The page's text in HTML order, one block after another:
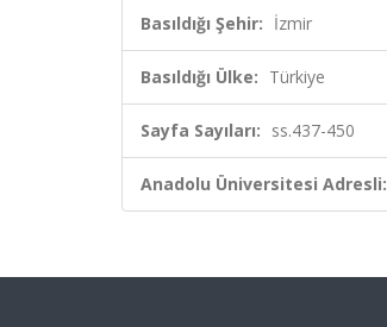
Basıldığı Şehir: İzmir
Basıldığı Ülke: Türkiye
Sayfa Sayıları: ss.437-450
Anadolu Üniversitesi Adresli: